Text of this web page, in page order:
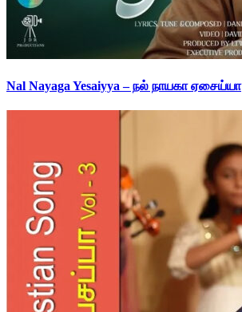
Nal Nayaga Yesaiyya – நல் நாயகா ஏசைய்யா